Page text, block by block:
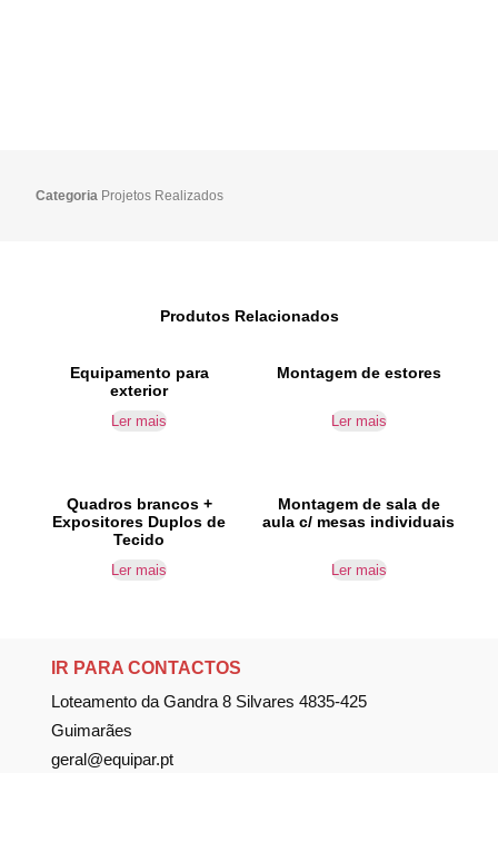
Categoria Projetos Realizados
Produtos Relacionados
Equipamento para
exterior
Ler mais
Montagem de estores
Ler mais
Quadros brancos +
Expositores Duplos de
Tecido
Ler mais
Montagem de sala de
aula c/ mesas individuais
Ler mais
IR PARA CONTACTOS
Loteamento da Gandra 8 Silvares 4835-425
Guimarães
geral@equipar.pt